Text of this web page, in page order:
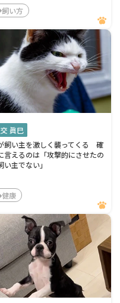
飼い方
眞巳
飼い主を激しく襲ってくる 確
言えるのは「攻撃的にさせたの
い主でない」
健康